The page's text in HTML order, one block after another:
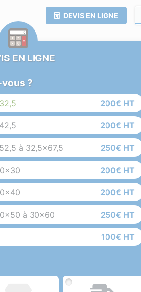
DEVIS EN LIGNE
EN LIGNE
?
200€ HT
200€ HT
à 32,5x67,5 250€ HT
200€ HT
200€ HT
à 30x60 250€ HT
100€ HT